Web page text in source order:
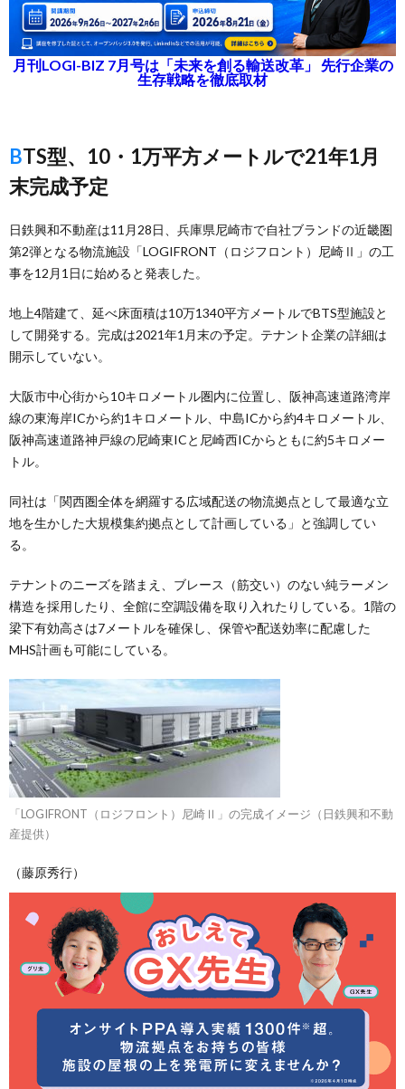
月刊LOGI-BIZ 7月号は「未来を創る輸送改革」 先行企業の
生存戦略を徹底取材
BTS型、10・1万平方メートルで21年1月
末完成予定
日鉄興和不動産は11月28日、兵庫県尼崎市で自社ブランドの近畿圏
第2弾となる物流施設「LOGIFRONT（ロジフロント）尼崎Ⅱ」の工
事を12月1日に始めると発表した。
地上4階建て、延べ床面積は10万1340平方メートルでBTS型施設と
して開発する。完成は2021年1月末の予定。テナント企業の詳細は
開示していない。
大阪市中心街から10キロメートル圏内に位置し、阪神高速道路湾岸
線の東海岸ICから約1キロメートル、中島ICから約4キロメートル、
阪神高速道路神戸線の尼崎東ICと尼崎西ICからともに約5キロメー
トル。
同社は「関西圏全体を網羅する広域配送の物流拠点として最適な立
地を生かした大規模集約拠点として計画している」と強調してい
る。
テナントのニーズを踏まえ、ブレース（筋交い）のない純ラーメン
構造を採用したり、全館に空調設備を取り入れたりしている。1階の
梁下有効高さは7メートルを確保し、保管や配送効率に配慮した
MHS計画も可能にしている。
「LOGIFRONT（ロジフロント）尼崎Ⅱ」の完成イメージ（日鉄興和不動
産提供）
（藤原秀行）